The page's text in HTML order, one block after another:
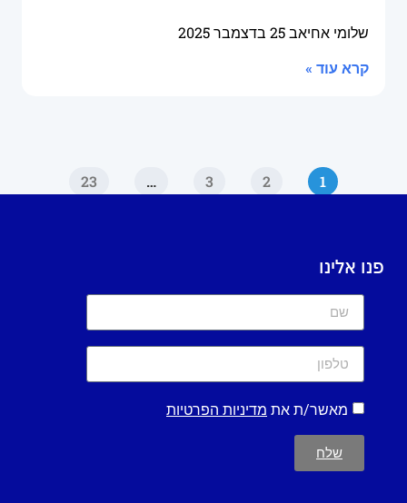
שלומי אחיאב25 בדצמבר 2025
קרא עוד »
1
2
3
…
23
פנו אלינו
מאשר/ת את מדיניות הפרטיות
שלח